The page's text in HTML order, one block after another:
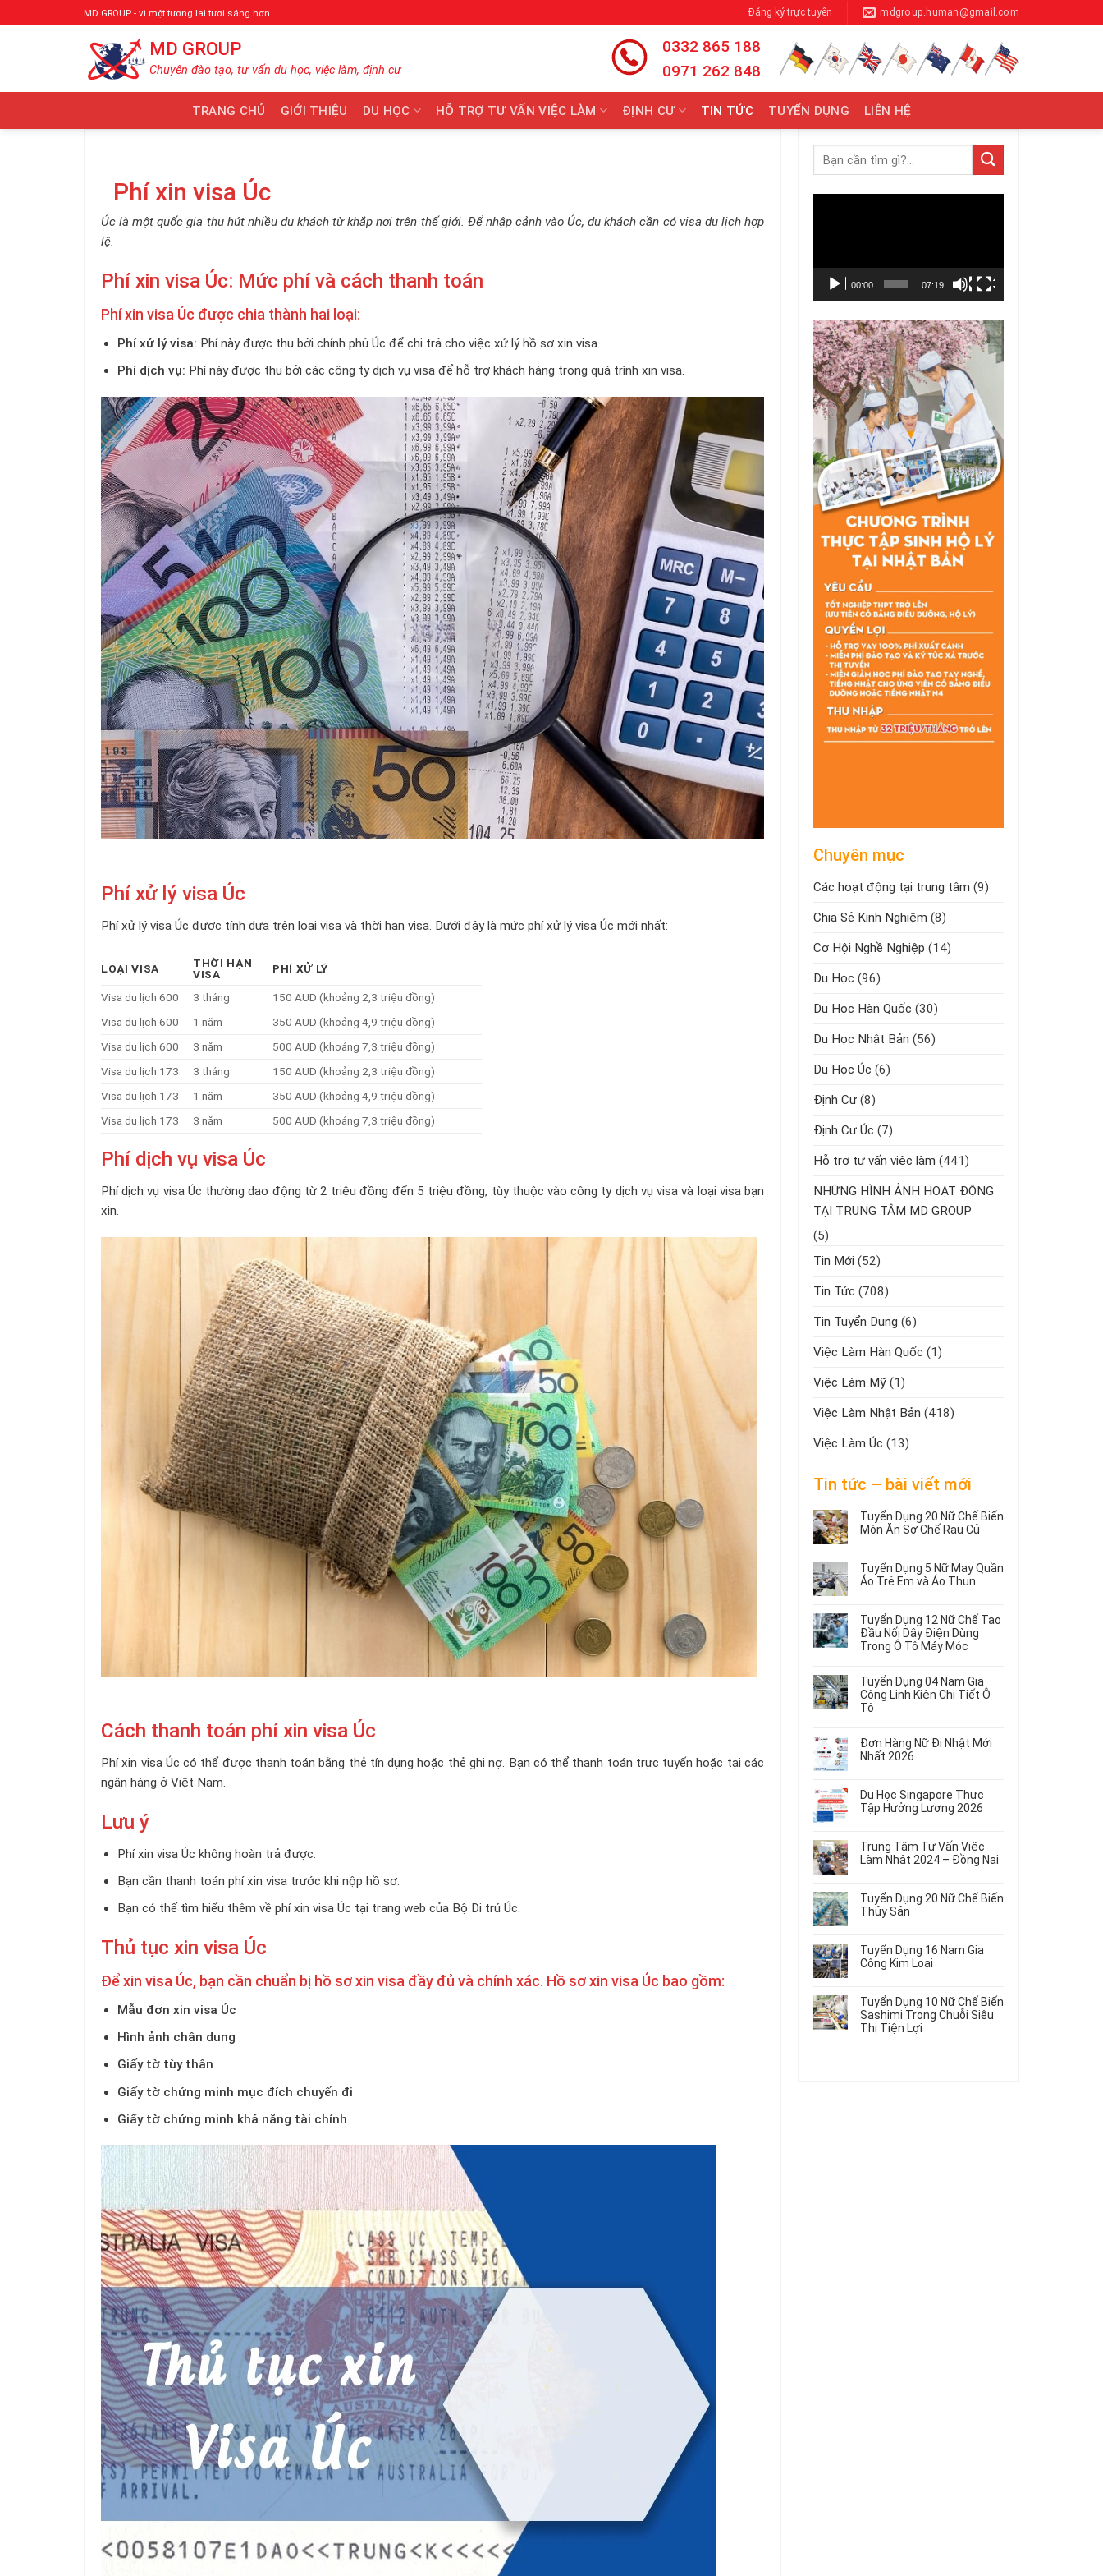
qua
MD GROUP - vì một tương lai tươi sáng hơn Đăng ký trực tuyến mdgroup.human@gmail.com
MD GROUP
Chuyên đào tạo, tư vấn du học, việc làm, định cư
0332 865 188
0971 262 848
TRANG CHỦ GIỚI THIỆU DU HỌC HỖ TRỢ TƯ VẤN VIỆC LÀM ĐỊNH CƯ TIN TỨC TUYỂN DỤNG LIÊN HỆ
Phí xin visa Úc
Úc là một quốc gia thu hút nhiều du khách từ khắp nơi trên thế giới. Để nhập cảnh vào Úc, du khách cần có visa du lịch hợp
lệ.
Phí xin visa Úc: Mức phí và cách thanh toán
Phí xin visa Úc được chia thành hai loại:
Phí xử lý visa: Phí này được thu bởi chính phủ Úc để chi trả cho việc xử lý hồ sơ xin visa.
Phí dịch vụ: Phí này được thu bởi các công ty dịch vụ visa để hỗ trợ khách hàng trong quá trình xin visa.
Phí xử lý visa Úc
Phí xử lý visa Úc được tính dựa trên loại visa và thời hạn visa. Dưới đây là mức phí xử lý visa Úc mới nhất:
LOẠI VISA
THỜI HẠN
VISA
PHÍ XỬ LÝ
Visa du lịch 600 3 tháng
150 AUD (khoảng 2,3 triệu đồng)
Visa du lịch 600
1 năm
350 AUD (khoảng 4,9 triệu đồng)
Visa du lịch 600
3 năm
500 AUD (khoảng 7,3 triệu đồng)
Visa du lịch 173
3 tháng
150 AUD (khoảng 2,3 triệu đồng)
Visa du lịch 173
1 năm
350 AUD (khoảng 4,9 triệu đồng)
Visa du lịch 173
3 năm 500 AUD (khoảng 7,3 triệu đồng)
Phí dịch vụ visa Úc
Phí dịch vụ visa Úc thường dao động từ 2 triệu đồng đến 5 triệu đồng, tùy thuộc vào công ty dịch vụ visa và loại visa bạn
xin.
Cách thanh toán phí xin visa Úc
Phí xin visa Úc có thể được thanh toán bằng thẻ tín dụng hoặc thẻ ghi nợ. Bạn có thể thanh toán trực tuyến hoặc tại các
ngân hàng ở Việt Nam.
Lưu ý
Phí xin visa Úc không hoàn trả được.
Bạn cần thanh toán phí xin visa trước khi nộp hồ sơ.
Bạn có thể tìm hiểu thêm về phí xin visa Úc tại trang web của Bộ Di trú Úc.
Thủ tục xin visa Úc
Để xin visa Úc, bạn cần chuẩn bị hồ sơ xin visa đầy đủ và chính xác. Hồ sơ xin visa Úc bao gồm:
Mẫu đơn xin visa Úc
Hình ảnh chân dung
Giấy tờ tùy thân
Giấy tờ chứng minh mục đích chuyến đi
Giấy tờ chứng minh khả năng tài chính
00:00 07:19
Chuyên mục
Các hoạt động tại trung tâm (9)
Chia Sẻ Kinh Nghiệm (8)
Cơ Hội Nghề Nghiệp (14)
Du Học (96)
Du Học Hàn Quốc (30)
Du Học Nhật Bản (56)
Du Học Úc (6)
Định Cư (8)
Định Cư Úc (7)
Hỗ trợ tư vấn việc làm (441)
NHỮNG HÌNH ẢNH HOẠT ĐỘNG
TẠI TRUNG TÂM MD GROUP
(5)
Tin Mới (52)
Tin Tức (708)
Tin Tuyển Dụng (6)
Việc Làm Hàn Quốc (1)
Việc Làm Mỹ (1)
Việc Làm Nhật Bản (418)
Việc Làm Úc (13)
Tin tức – bài viết mới
Tuyển Dụng 20 Nữ Chế Biến
Món Ăn Sơ Chế Rau Củ
có
bình
luận
Tuyển
Dụng
20
Nữ
Biến
Món
Ăn
Rau
Củ
Tuyển Dụng 5 Nữ May Quần
Áo Trẻ Em và Áo Thun
có
bình
luận
ở
Dụng
5
Nữ
May
Áo
Trẻ
Áo
Thun
Tuyển Dụng 12 Nữ Chế Tạo
Đầu Nối Dây Điện Dùng
Trong Ô Tô Máy Móc
có
bình
luận
ở
Dụng
12
Tạo
Đầu
Điện
Dùng
Tô
Máy
Tuyển Dụng 04 Nam Gia
Công Linh Kiện Chi Tiết Ô
Tô
có
bình
luận
Tuyển
Dụng
04
Gia
Công
Chi
Tiết
Đơn Hàng Nữ Đi Nhật Mới
Nhất 2026
có
bình
luận
Đơn
Hàng
Nữ
Nhật
Mới
Nhất
Du Học Singapore Thực
Tập Hưởng Lương 2026
có
bình
luận
Du
Học
Singapore
Tập
Hưởng
Lương
Trung Tâm Tư Vấn Việc
Làm Nhật 2024 – Đồng Nai
có
bình
luận
Trung
Tâm
Tư
Việc
Làm
Nhật
2024
Tuyển Dụng 20 Nữ Chế Biến
Thủy Sản
có
bình
luận
Tuyển
Dụng
20
Nữ
Tuyển Dụng 16 Nam Gia
Công Kim Loại
có
bình
luận
ở
Tuyển Dụng 10 Nữ Chế Biến
Sashimi Trong Chuỗi Siêu
Thị Tiện Lợi